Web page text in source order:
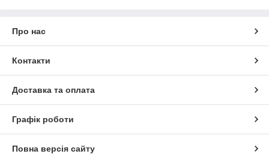
Про нас
Контакти
Доставка та оплата
Графік роботи
Повна версія сайту